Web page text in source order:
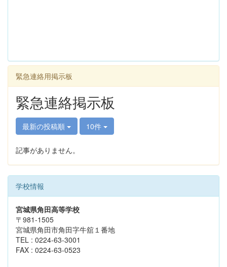
緊急連絡用掲示板
緊急連絡掲示板
最新の投稿順 10件
記事がありません。
学校情報
宮城県角田高等学校
〒981-1505
宮城県角田市角田字牛舘１番地
TEL : 0224-63-3001
FAX : 0224-63-0523